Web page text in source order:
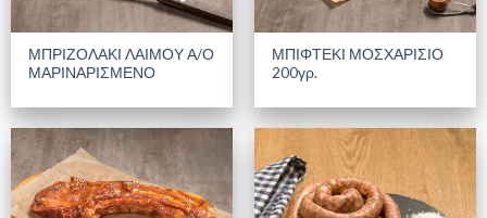
ΜΠΡΙΖΟΛΑΚΙ ΛΑΙΜΟΥ Α/Ο
ΜΑΡΙΝΑΡΙΣΜΕΝΟ
ΜΠΙΦΤΕΚΙ ΜΟΣΧΑΡΙΣΙΟ
200γρ.